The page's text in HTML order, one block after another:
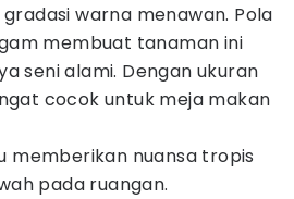
warna menawan. Pola
membuat tanaman ini
seni alami. Dengan ukuran
cocok untuk meja makan
memberikan nuansa tropis
pada ruangan.